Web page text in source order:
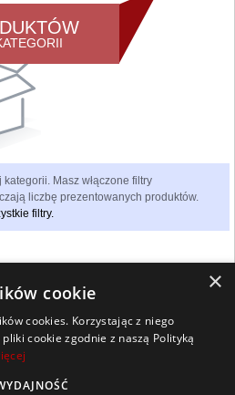
Masz włączone filtry
liczbę prezentowanych produktów.
filtry.
prawa zastrzeżone
×
cookie
cookies. Korzystając z niego
cookie zgodnie z naszą Polityką